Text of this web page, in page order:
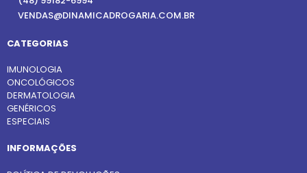
VENDAS@DINAMICADROGARIA.COM.BR
CATEGORIAS
IMUNOLOGIA
ONCOLÓGICOS
DERMATOLOGIA
GENÉRICOS
ESPECIAIS
INFORMAÇÕES